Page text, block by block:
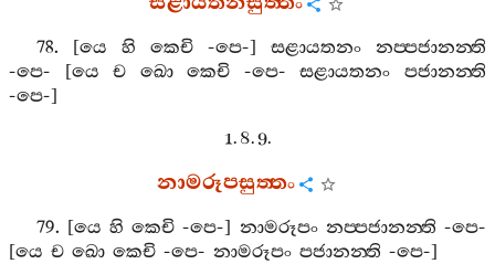
78. [යෙ හි කෙචි-පෙ-] සළායතනං
නප‍්පජානන‍්ති
-පෙ- [යෙ ච ඛො කෙචි -පෙ-සළායතනං
පජානන‍්ති
-පෙ-]
1. 8. 9.
නාමරූපසුත‍්තං
79. [යෙ හි කෙචි -පෙ-] නාමරූපං නප‍්පජානන‍්ති -පෙ-
[යෙ ච ඛො කෙචි -පෙ- නාමරූපං පජානන‍්ති -පෙ-]